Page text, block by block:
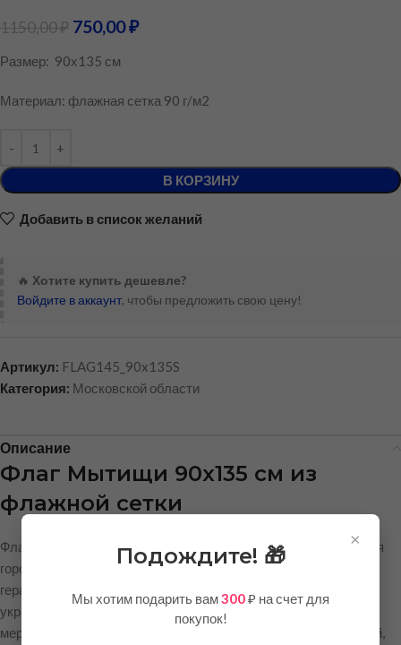
1150,00₽ 750,00₽
Размер: 90х135 см
Материал: флажная сетка 90 г/м2
В КОРЗИНУ
Добавить в список желаний
🔥 Хотите купить дешевле?
Войдите в аккаунт, чтобы предложить свою цену!
Артикул: FLAG145_90x135S
Категория: Московской области
Описание
Флаг Мытищи 90х135 см из
флажной сетки
Флаг города Мытищи размером 90х135 см — это официальная
городская символика, выполненная в строгом соответствии с
геральдическими стандартами. Флаг станет достойным
украшением административных зданий, спортивных
мероприятий, городских праздников и корпоративных событий,
×
Подождите! 🎁
Мы хотим подарить вам300₽ на счет для
покупок!